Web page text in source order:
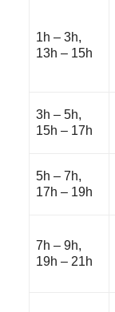
1h – 3h,
13h – 15h
3h – 5h,
15h – 17h
5h – 7h,
17h – 19h
7h – 9h,
19h – 21h